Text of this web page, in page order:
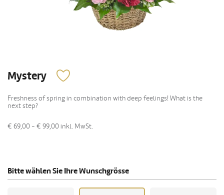
Mystery
Freshness of spring in combination with deep feelings! What is the
next step?
€ 69,00 - € 99,00 inkl. MwSt.
Bitte wählen Sie Ihre Wunschgrösse